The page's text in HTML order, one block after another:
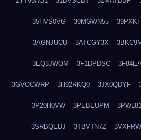
35HVS0VG 39MGWN55
3AGNJUCU 3ATCGY3X
3EQ3JWOM 3F1DPDSC
3GVOCWRP 3H92RKQ0 3JX0QDYF
3P20H0VW 3PEBEUPM
3SRBQEDJ 3TBVTN7Z